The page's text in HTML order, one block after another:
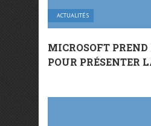
ACTUALITÉS
MICROSOFT PREND
POUR PRÉSENTER